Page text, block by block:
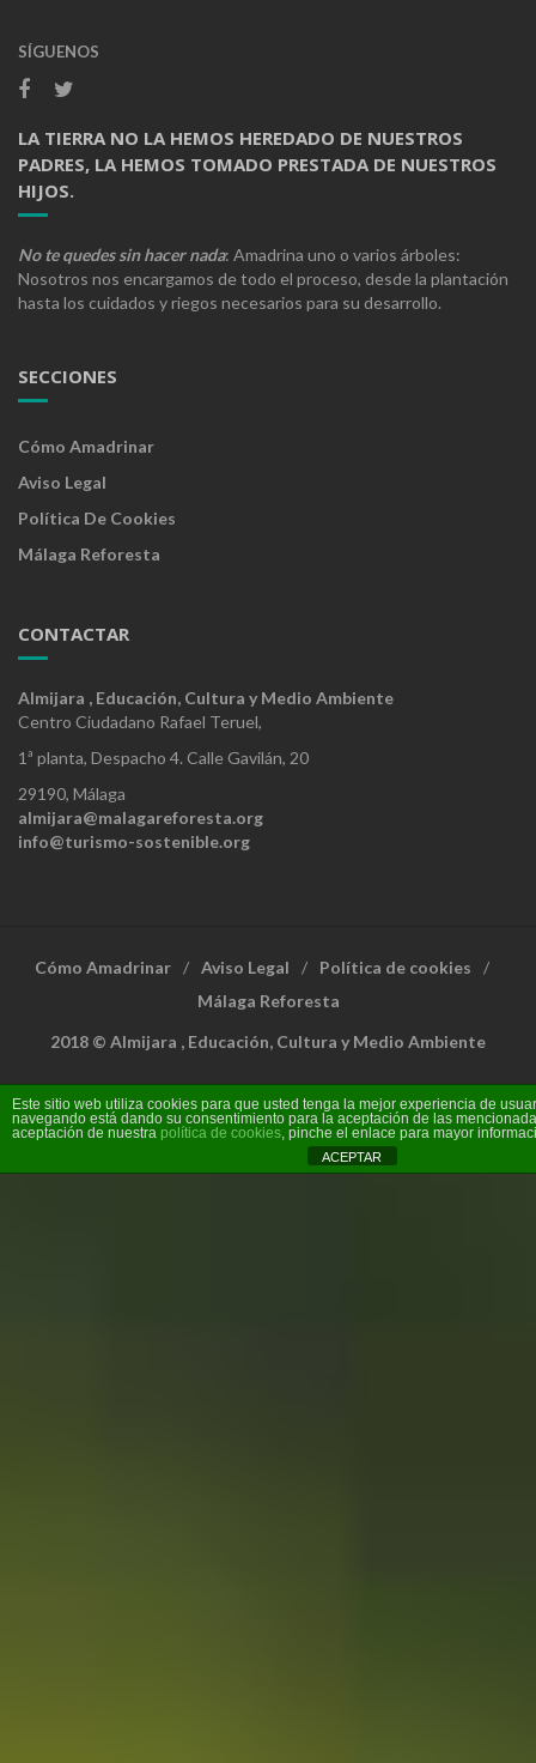
SÍGUENOS
LA TIERRA NO LA HEMOS HEREDADO DE NUESTROS
PADRES, LA HEMOS TOMADO PRESTADA DE NUESTROS
HIJOS.
No te quedes sin hacer nada: Amadrina uno o varios árboles:
Nosotros nos encargamos de todo el proceso, desde la plantación
hasta los cuidados y riegos necesarios para su desarrollo.
SECCIONES
Cómo Amadrinar
Aviso Legal
Política De Cookies
Málaga Reforesta
CONTACTAR
Almijara , Educación, Cultura y Medio Ambiente
Centro Ciudadano Rafael Teruel,
1ª planta, Despacho 4. Calle Gavilán, 20
29190, Málaga
almijara@malagareforesta.org
info@turismo-sostenible.org
Cómo Amadrinar Aviso Legal
Política de cookies
Málaga Reforesta
2018 © Almijara , Educación, Cultura y Medio Ambiente
Este sitio web utiliza cookies para que usted tenga la mejor experiencia de
navegando está dando su consentimiento para la aceptación de las
aceptación de nuestra política de cookies , pinche el enlace para mayor
ACEPTAR